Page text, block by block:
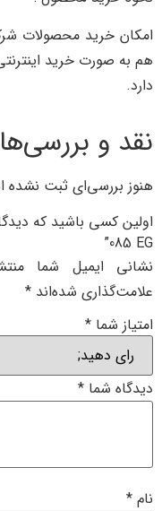
امکان خرید محصولات
هم به صورت خرید
دارد.
نقد و بررسی‌ها
هنوز بررسی‌ای ثبت
085 EG”
نشانی ایمیل شما
علامت‌گذاری شده‌اند *
امتیاز شما *
دیدگاه شما *
نام *